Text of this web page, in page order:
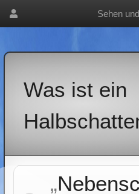
Sehen
Was ist ein